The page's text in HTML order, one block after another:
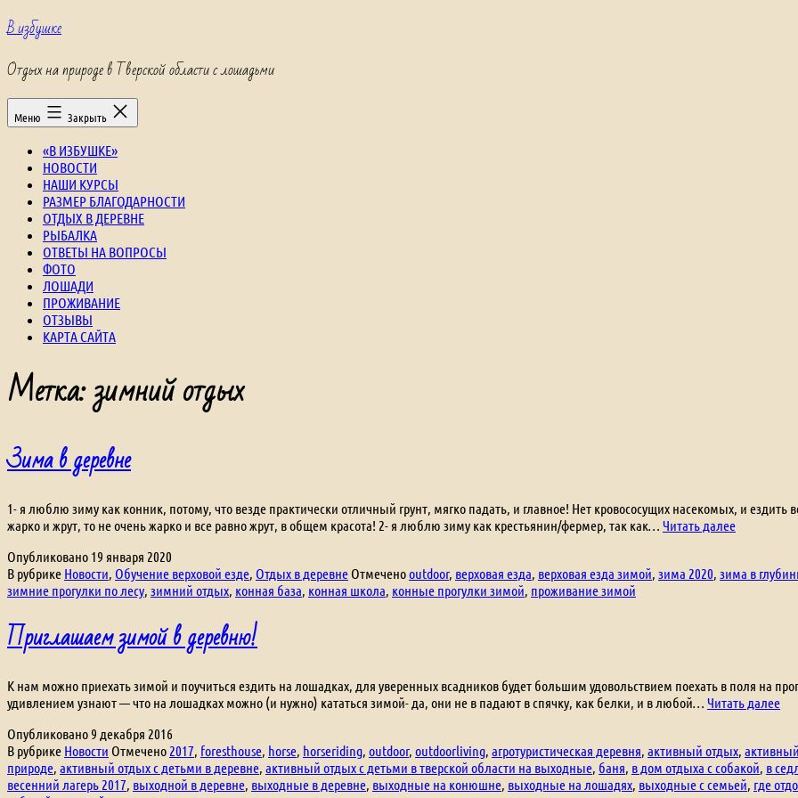
Перейти
к
В избушке
Отдых на природе в Тверской области с лошадьми
Меню Закрыть
«В ИЗБУШКЕ»
НОВОСТИ
НАШИ КУРСЫ
РАЗМЕР БЛАГОДАРНОСТИ
ОТДЫХ В ДЕРЕВНЕ
РЫБАЛКА
ОТВЕТЫ НА ВОПРОСЫ
ФОТО
ЛОШАДИ
ПРОЖИВАНИЕ
ОТЗЫВЫ
КАРТА САЙТА
Метка:зимний отдых
Зима в деревне
1- я люблю зиму как конник, потому, что везде практически отличный грунт, мягко падать, и главное! Нет кровососущих насекомых, и
жарко и жрут, то не очень жарко и все равно жрут, в общем красота! 2- я люблю зиму как крестьянин/фермер, так как… Читать далееЗима
Опубликовано 19 января 2020
В рубрике Новости Обучение верховой езде Отдых в деревне Отмеченоoutdoor, верховая езда верховая езда зимой зима 2020 зима в
зимние прогулки по лесу зимний отдых конная база конная школа конные прогулки зимой проживание зимой
Приглашаем зимой в деревню!
К нам можно приехать зимой и поучиться ездить на лошадках, для уверенных всадников будет большим удовольствием поехать в поля на
удивлением узнают — что на лошадках можно (и нужно) кататься зимой- да, они не в падают в спячку, как белки, и в любой… Читать далее
Опубликовано 9 декабря 2016
В рубрике Новости Отмечено 2017 foresthouse horse horseriding outdoor, outdoorliving агротуристическая деревня активный отдых
природе активный отдых с детьми в деревне активный отдых с детьми в тверской области на выходные баня в дом отдыха с собакой в
весенний лагерь 2017 выходной в деревне выходные в деревне выходные на конюшне выходные на лошадях выходные с семьей где